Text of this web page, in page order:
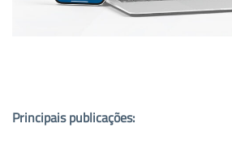
Principais publicações: